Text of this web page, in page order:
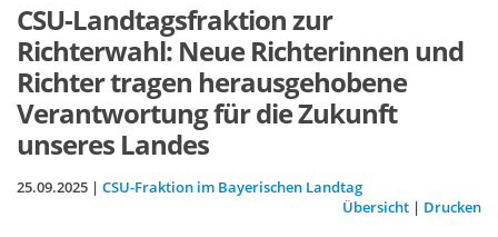
CSU-Landtagsfraktion zur
Richterwahl: Neue Richterinnen und
Richter tragen herausgehobene
Verantwortung für die Zukunft
unseres Landes
25.09.2025 | CSU-Fraktion im Bayerischen Landtag
Übersicht | Drucken